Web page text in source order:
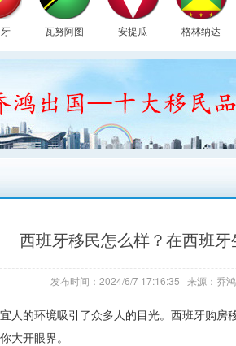
瓦努阿图 安提瓜 格林纳达
西班牙移民怎么样？在西班
发布时间：2024/6/7 17:16:35 来源：乔
的环境吸引了众多人的目光。西班牙购房
大开眼界。